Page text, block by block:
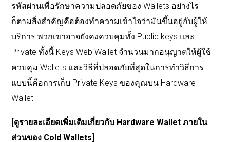
รหัสผ่านเพื่อรักษาความปลอดภัยของ Wallets อย่างไร
ก็ตามสิ่งสำคัญคือต้องทำความเข้าใจว่ามันขึ้นอยู่กับผู้ให้
บริการ พวกเขาอาจยังคงควบคุมทั้ง Public keys และ
Private ทั้งนี้ Keys Web Wallet จำนวนมากอนุญาตให้ผู้ใช้
ควบคุม Wallets และวิธีที่ปลอดภัยที่สุดในการทำวิธีการ
แบบนี้คือการเก็บ Private Keys ของคุณบน Hardware
Wallet
[ดูรายละเอียดเพิ่มเติมเกี่ยวกับ Hardware Walletภายใน
ส่วนของ Cold Wallets]